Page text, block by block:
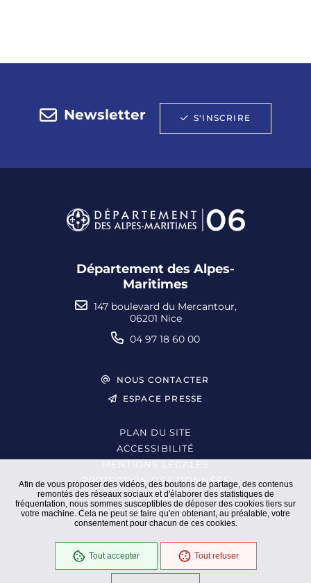
Afin de vous proposer des vidéos, des boutons de partage, des contenus
remontés des réseaux sociaux et d'élaborer des statistiques de
fréquentation, nous sommes susceptibles de déposer des cookies tiers sur
votre machine. Cela ne peut se faire qu'en obtenant, au préalable, votre
consentement pour chacun de ces cookies.
Tout accepter Tout refuser
Newsletter S'INSCRIRE
Département des Alpes-
Maritimes
147 boulevard du Mercantour,
06201 Nice
04 97 18 60 00
NOUS CONTACTER
ESPACE PRESSE
PLAN DU SITE
ACCESSIBILITÉ
PROTECTION DES DONNÉES
EXTRANET
GESTION DES COOKIES
En cours